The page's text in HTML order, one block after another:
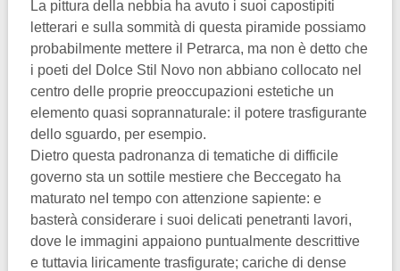
La pittura della nebbia ha avuto i suoi capostipiti
letterari e sulla sommità di questa piramide possiamo
probabilmente mettere il Petrarca, ma non è detto che
i poeti del Dolce Stil Novo non abbiano collocato nel
centro delle proprie preoccupazioni estetiche un
elemento quasi soprannaturale: il potere trasfigurante
dello sguardo, per esempio.
Dietro questa padronanza di tematiche di difficile
governo sta un sottile mestiere che Beccegato ha
maturato neI tempo con attenzione sapiente: e
basterà considerare i suoi delicati penetranti lavori,
dove le immagini appaiono puntualmente descrittive
e tuttavia liricamente trasfigurate; cariche di dense